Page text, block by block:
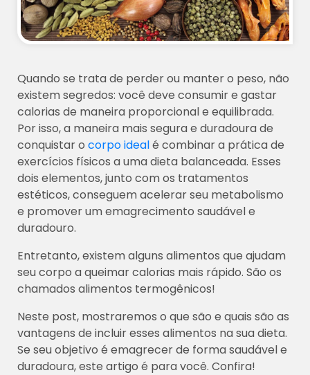
Quando se trata de perder ou manter o peso, não
existem segredos: você deve consumir e gastar
calorias de maneira proporcional e equilibrada.
Por isso, a maneira mais segura e duradoura de
conquistar o corpo idealé combinar a prática de
exercícios físicos a uma dieta balanceada. Esses
dois elementos, junto com os tratamentos
estéticos, conseguem acelerar seu metabolismo
e promover um emagrecimento saudável e
duradouro.
Entretanto, existem alguns alimentos que ajudam
seu corpo a queimar calorias mais rápido. São os
chamados alimentos termogênicos!
Neste post, mostraremos o que são e quais são as
vantagens de incluir esses alimentos na sua dieta.
Se seu objetivo é emagrecer de forma saudável e
duradoura, este artigo é para você. Confira!